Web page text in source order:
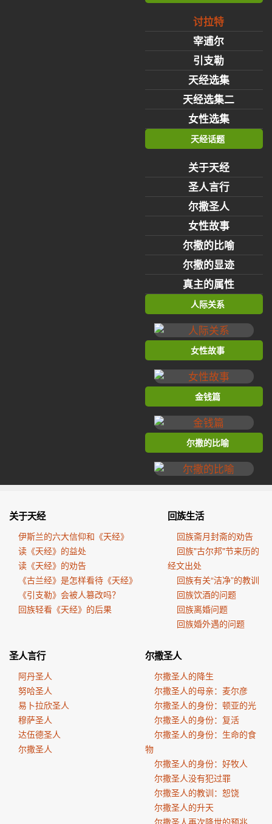
讨拉特
宰逋尔
引支勒
天经选集
天经选集二
女性选集
天经话题
关于天经
圣人言行
尔撒圣人
女性故事
尔撒的比喻
尔撒的显迹
真主的属性
人际关系
女性故事
金钱篇
尔撒的比喻
关于天经
伊斯兰的六大信仰和《天经》
读《天经》的益处
读《天经》的劝告
《古兰经》是怎样看待《天经》
《引支勒》会被人篡改吗？
回族轻看《天经》的后果
回族生活
回族斋月封斋的劝告
回族"古尔邦"节来历的
经文出处
回族有关“洁净”的教训
回族饮酒的问题
回族离婚问题
回族婚外遇的问题
圣人言行
阿丹圣人
努哈圣人
易卜拉欣圣人
穆萨圣人
达伍德圣人
尔撒圣人
尔撒圣人
尔撒圣人的降生
尔撒圣人的母亲：麦尔彦
尔撒圣人的身份：顿亚的光
尔撒圣人的身份：复活
尔撒圣人的身份：生命的食
物
尔撒圣人的身份：好牧人
尔撒圣人没有犯过罪
尔撒圣人的教训：恕饶
尔撒圣人的升天